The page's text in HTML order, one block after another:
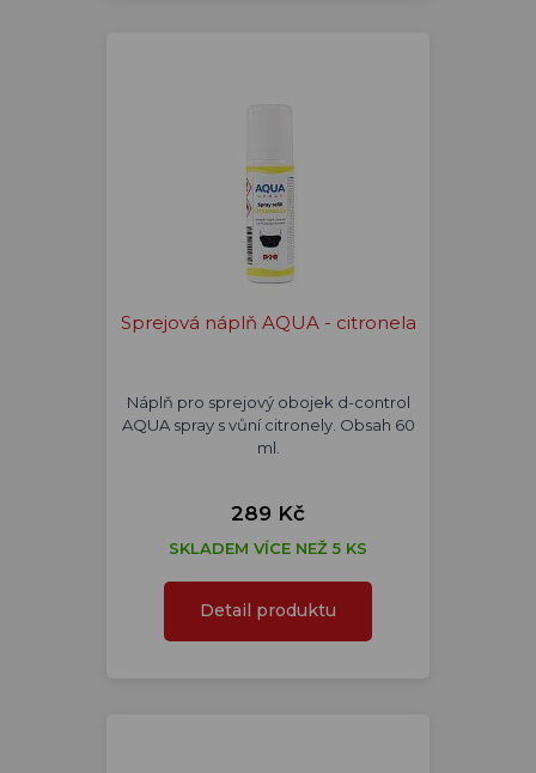
Sprejová náplň AQUA - citronela
Náplň pro sprejový obojek d-control
AQUA spray s vůní citronely. Obsah 60
ml.
289 Kč
SKLADEM VÍCE NEŽ 5 KS
Detail produktu